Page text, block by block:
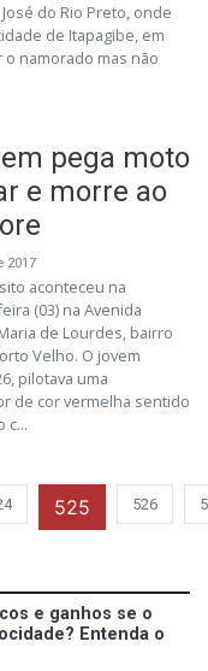
do Rio Preto, onde
de Itapagibe, em
o namorado mas não
pega moto
e morre ao
2017
aconteceu na
(03) na Avenida
de Lourdes, bairro
Velho. O jovem
pilotava uma
de cor vermelha sentido
c...
525 526
e ganhos se o
Entenda o